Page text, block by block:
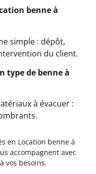
benne à
simple : dépôt,
du client.
type de benne à
à évacuer :
en Location benne à
accompagnent avec
vos besoins.